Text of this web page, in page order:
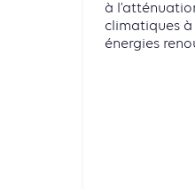
à
climatiques à
énergies